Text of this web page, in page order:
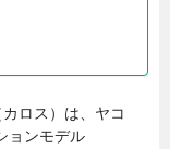
ロス）は、ヤコ
ョンモデル